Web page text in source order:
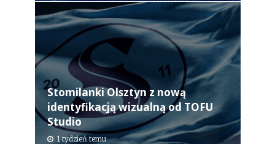
Stomilanki Olsztyn z nową
identyfikacją wizualną od TOFU
Studio
1 tydzień temu